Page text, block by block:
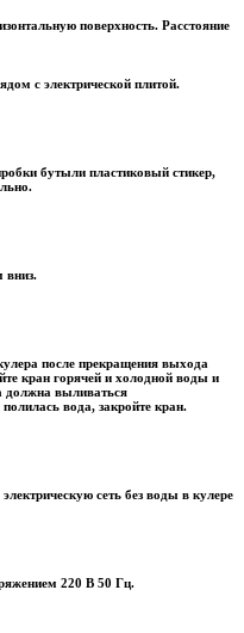
поверхность. Расстояние
с электрической плитой.
бутыли пластиковый стикер,
вниз.
после прекращения выхода
кран горячей и холодной воды и
должна выливаться
вода, закройте кран.
сеть без воды в кулере
220 В 50 Гц.